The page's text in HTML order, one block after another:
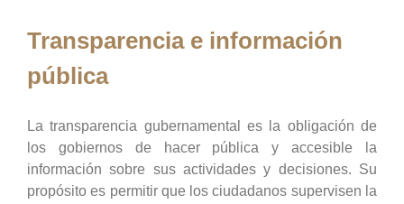
Transparencia e información
pública
La transparencia gubernamental es la obligación de
los gobiernos de hacer pública y accesible la
información sobre sus actividades y decisiones. Su
propósito es permitir que los ciudadanos supervisen la